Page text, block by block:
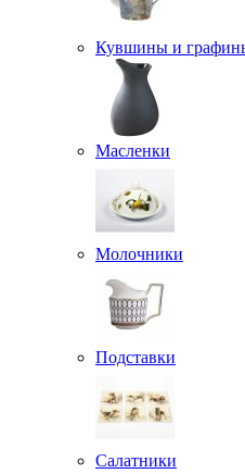
Кувшины и
Масленки
Молочники
Подставки
Салатники